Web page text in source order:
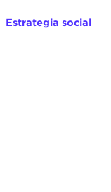
Estrategia social